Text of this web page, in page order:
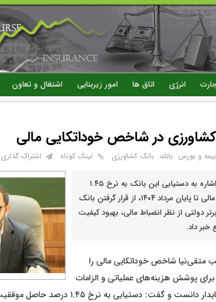
رفتن
به
محتوای
اصلی
انرژی اتاق ها امور زیربنایی اشتغال و تعاون
کشاورزی در شاخص خوداتکایی مالی
و بورس بانك بانک کشاورزی لینک کوتاه اشتراک گذاری
مدیرعامل بانک کشاورزی با اشاره به دستیابی این بانک به نرخ ۱.۴۵
درصد در شاخص خوداتکایی مالی تا پایان مرداد ۱۴۰۴، از قرار گرفتن بانک
دولتی از نظر انضباط مالی، بهبود کیفیت
خبر داد.
متقی‌نیا شاخص خوداتکایی مالی را
پوشش هزینه‌های عملیاتی و الزامات
نظارتی با اتکا به درآمدهای پایدار دانست و گفت: